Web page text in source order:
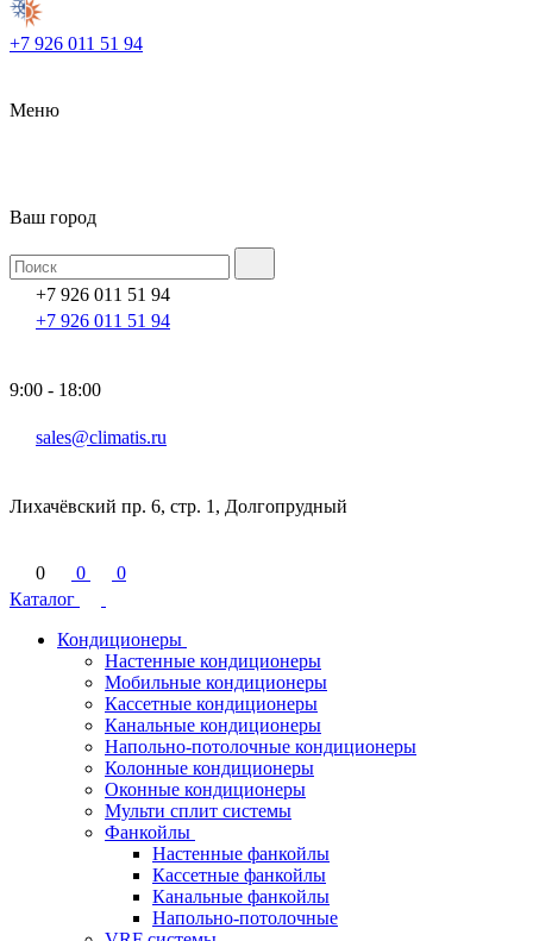
+7 926 011 51 94
Меню
Ваш город
+7 926 011 51 94
+7 926 011 51 94
9:00 - 18:00
sales@climatis.ru
Лихачёвский пр. 6, стр. 1, Долгопрудный
0 0
0
Каталог
Кондиционеры
Настенные кондиционеры
Мобильные кондиционеры
Кассетные кондиционеры
Канальные кондиционеры
Напольно-потолочные кондиционеры
Колонные кондиционеры
Оконные кондиционеры
Мульти сплит системы
Фанкойлы
Настенные фанкойлы
Кассетные фанкойлы
Канальные фанкойлы
Напольно-потолочные